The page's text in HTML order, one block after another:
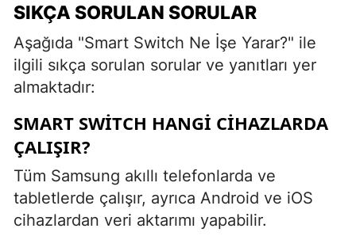
SIKÇA SORULAN SORULAR
Aşağıda "Smart Switch Ne İşe Yarar?" ile
ilgili sıkça sorulan sorular ve yanıtları yer
almaktadır:
SMART SWITCH HANGI CIHAZLARDA
ÇALIŞIR?
Tüm Samsung akıllı telefonlarda ve
tabletlerde çalışır, ayrıca Android ve iOS
cihazlardan veri aktarımı yapabilir.